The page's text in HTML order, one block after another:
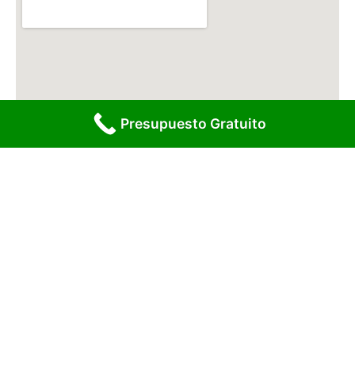
Presupuesto Gratuito